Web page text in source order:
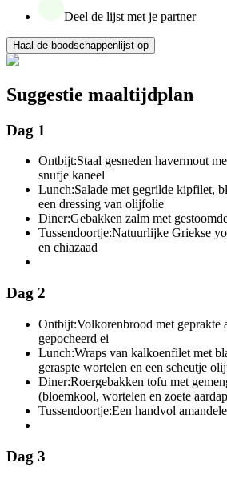
Deel de lijst met je partner
Haal de boodschappenlijst op
Suggestie maaltijdplan
Dag 1
Ontbijt:Staal gesneden havermout
snufje kaneel
Lunch:Salade met gegrilde kipfilet,
een dressing van olijfolie
Diner:Gebakken zalm met
Tussendoortje:Natuurlijke Griekse
en chiazaad
Dag 2
Ontbijt:Volkorenbrood met geprakte
gepocheerd ei
Lunch:Wraps van kalkoenfilet met
geraspte wortelen en een scheutje
Diner:Roergebakken tofu met
(bloemkool, wortelen en zoete
Tussendoortje:Een handvol
Dag 3